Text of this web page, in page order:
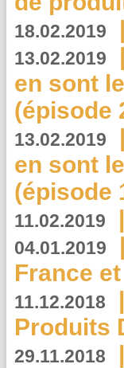
18.02.2019
13.02.2019
en sont
(épisode
13.02.2019
en sont
(épisode
11.02.2019 |
04.01.2019
France
11.12.2018 |
Produits
29.11.2018 |